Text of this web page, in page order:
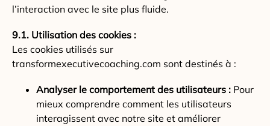
l’interaction avec le site plus fluide.
9.1. Utilisation des cookies :
Les cookies utilisés sur
transformexecutivecoaching.com sont destinés à :
Analyser le comportement des utilisateurs : Pour
mieux comprendre comment les utilisateurs
interagissent avec notre site et améliorer